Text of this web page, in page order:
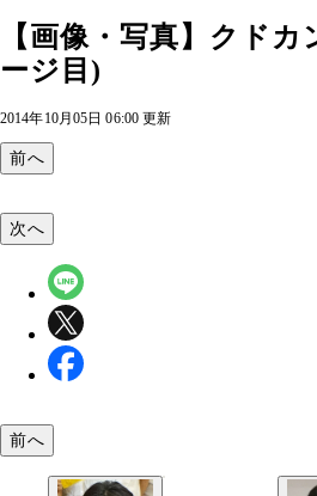
【画像・写真】クド
ージ目)
2014年10月05日 06:00 更新
前へ
次へ
前へ